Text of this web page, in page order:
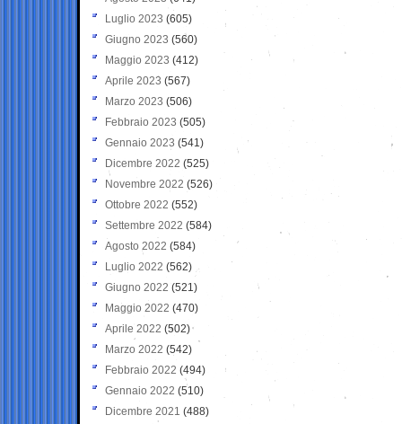
Luglio 2023 (605)
Giugno 2023 (560)
Maggio 2023 (412)
Aprile 2023 (567)
Marzo 2023 (506)
Febbraio 2023 (505)
Gennaio 2023 (541)
Dicembre 2022 (525)
Novembre 2022 (526)
Ottobre 2022 (552)
Settembre 2022 (584)
Agosto 2022 (584)
Luglio 2022 (562)
Giugno 2022 (521)
Maggio 2022 (470)
Aprile 2022 (502)
Marzo 2022 (542)
Febbraio 2022 (494)
Gennaio 2022 (510)
Dicembre 2021 (488)